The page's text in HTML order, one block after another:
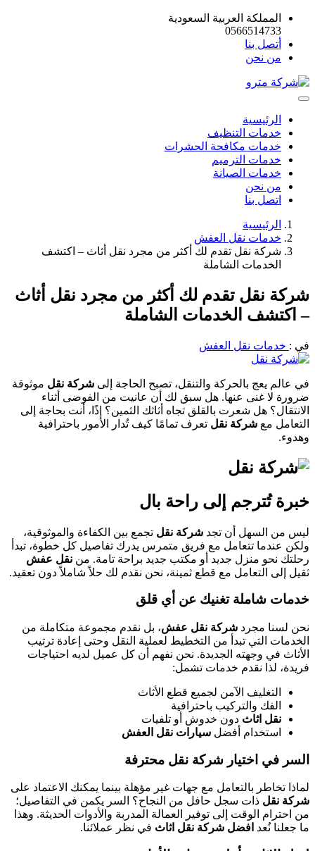
المملكة العربية السعودية
0566514733
أتصل بنا
من نحن
الرئيسية
خدمات التنظيف
خدمات مكافحة الحشرات
خدمات الترميم
خدمات الصيانة
من نحن
اتصل بنا
الرئيسية
خدمات نقل العفش
شركة نقل تقدم لك أكثر من مجرد نقل أثاث – اكتشف
الخدمات الشاملة
شركة نقل تقدم لك أكثر من مجرد نقل أثاث
– اكتشف الخدمات الشاملة
في : خدمات نقل العفش
في عالم يعج بالحركة والتنقل، تصبح الحاجة إلى شركة نقل موثوقة
ضرورة لا غنى عنها. هل سبق لك أن عانيت من الفوضى أثناء
الانتقال؟ هل شعرت بالقلق تجاه أثاثك الثمين؟ إذًا، أنت بحاجة إلى
التعامل مع شركة نقل تعرف تمامًا كيف تُدار الأمور باحترافية
وهدوء.
خبرة تُترجم إلى راحة بال
ليس من السهل أن تجد شركة نقل تجمع بين الكفاءة والموثوقية،
ولكن عندما تتعامل مع فريق متمرس يدرك تفاصيل كل خطوة، تبدأ
رحلتك نحو منزل جديد أو مكتب جديد براحة تامة. من نقل عفش
ثقيل إلى التعامل مع قطع ثمينة، نحن نقدم لك حلاً شاملاً دون تعقيد.
خدمات شاملة تغنيك عن أي قلق
نحن لسنا مجرد شركة نقل عفش، بل نقدم مجموعة متكاملة من
الخدمات التي تبدأ من التخطيط لعملية النقل وحتى إعادة ترتيب
الأثاث في وجهته الجديدة. نحن نفهم أن كل عميل لديه احتياجات
فريدة، لذا نقدم خدمات تشمل:
التغليف الآمن لجميع قطع الأثاث
الفك والتركيب باحترافية
نقل اثاث دون خدوش أو تلفيات
استخدام أفضل سيارات نقل العفش
السر في اختيار شركة نقل محترفة
لماذا تخاطر بالتعامل مع جهات غير مؤهلة بينما يمكنك الاعتماد على
شركة نقل ذات سجل حافل من النجاح؟ السر يكمن في التفاصيل؛
من احترام الوقت إلى توفير العمالة المدربة والأدوات الحديثة. وهذا
ما جعلنا نُعد افضل شركة نقل اثاث في نظر عملائنا.